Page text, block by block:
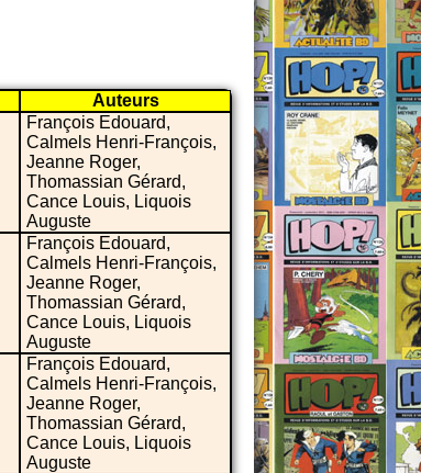
Auteurs
François Edouard,
Calmels Henri-François,
Jeanne Roger,
Thomassian Gérard,
Cance Louis, Liquois
Auguste
François Edouard,
Calmels Henri-François,
Jeanne Roger,
Thomassian Gérard,
Cance Louis, Liquois
Auguste
François Edouard,
Calmels Henri-François,
Jeanne Roger,
Thomassian Gérard,
Cance Louis, Liquois
Auguste